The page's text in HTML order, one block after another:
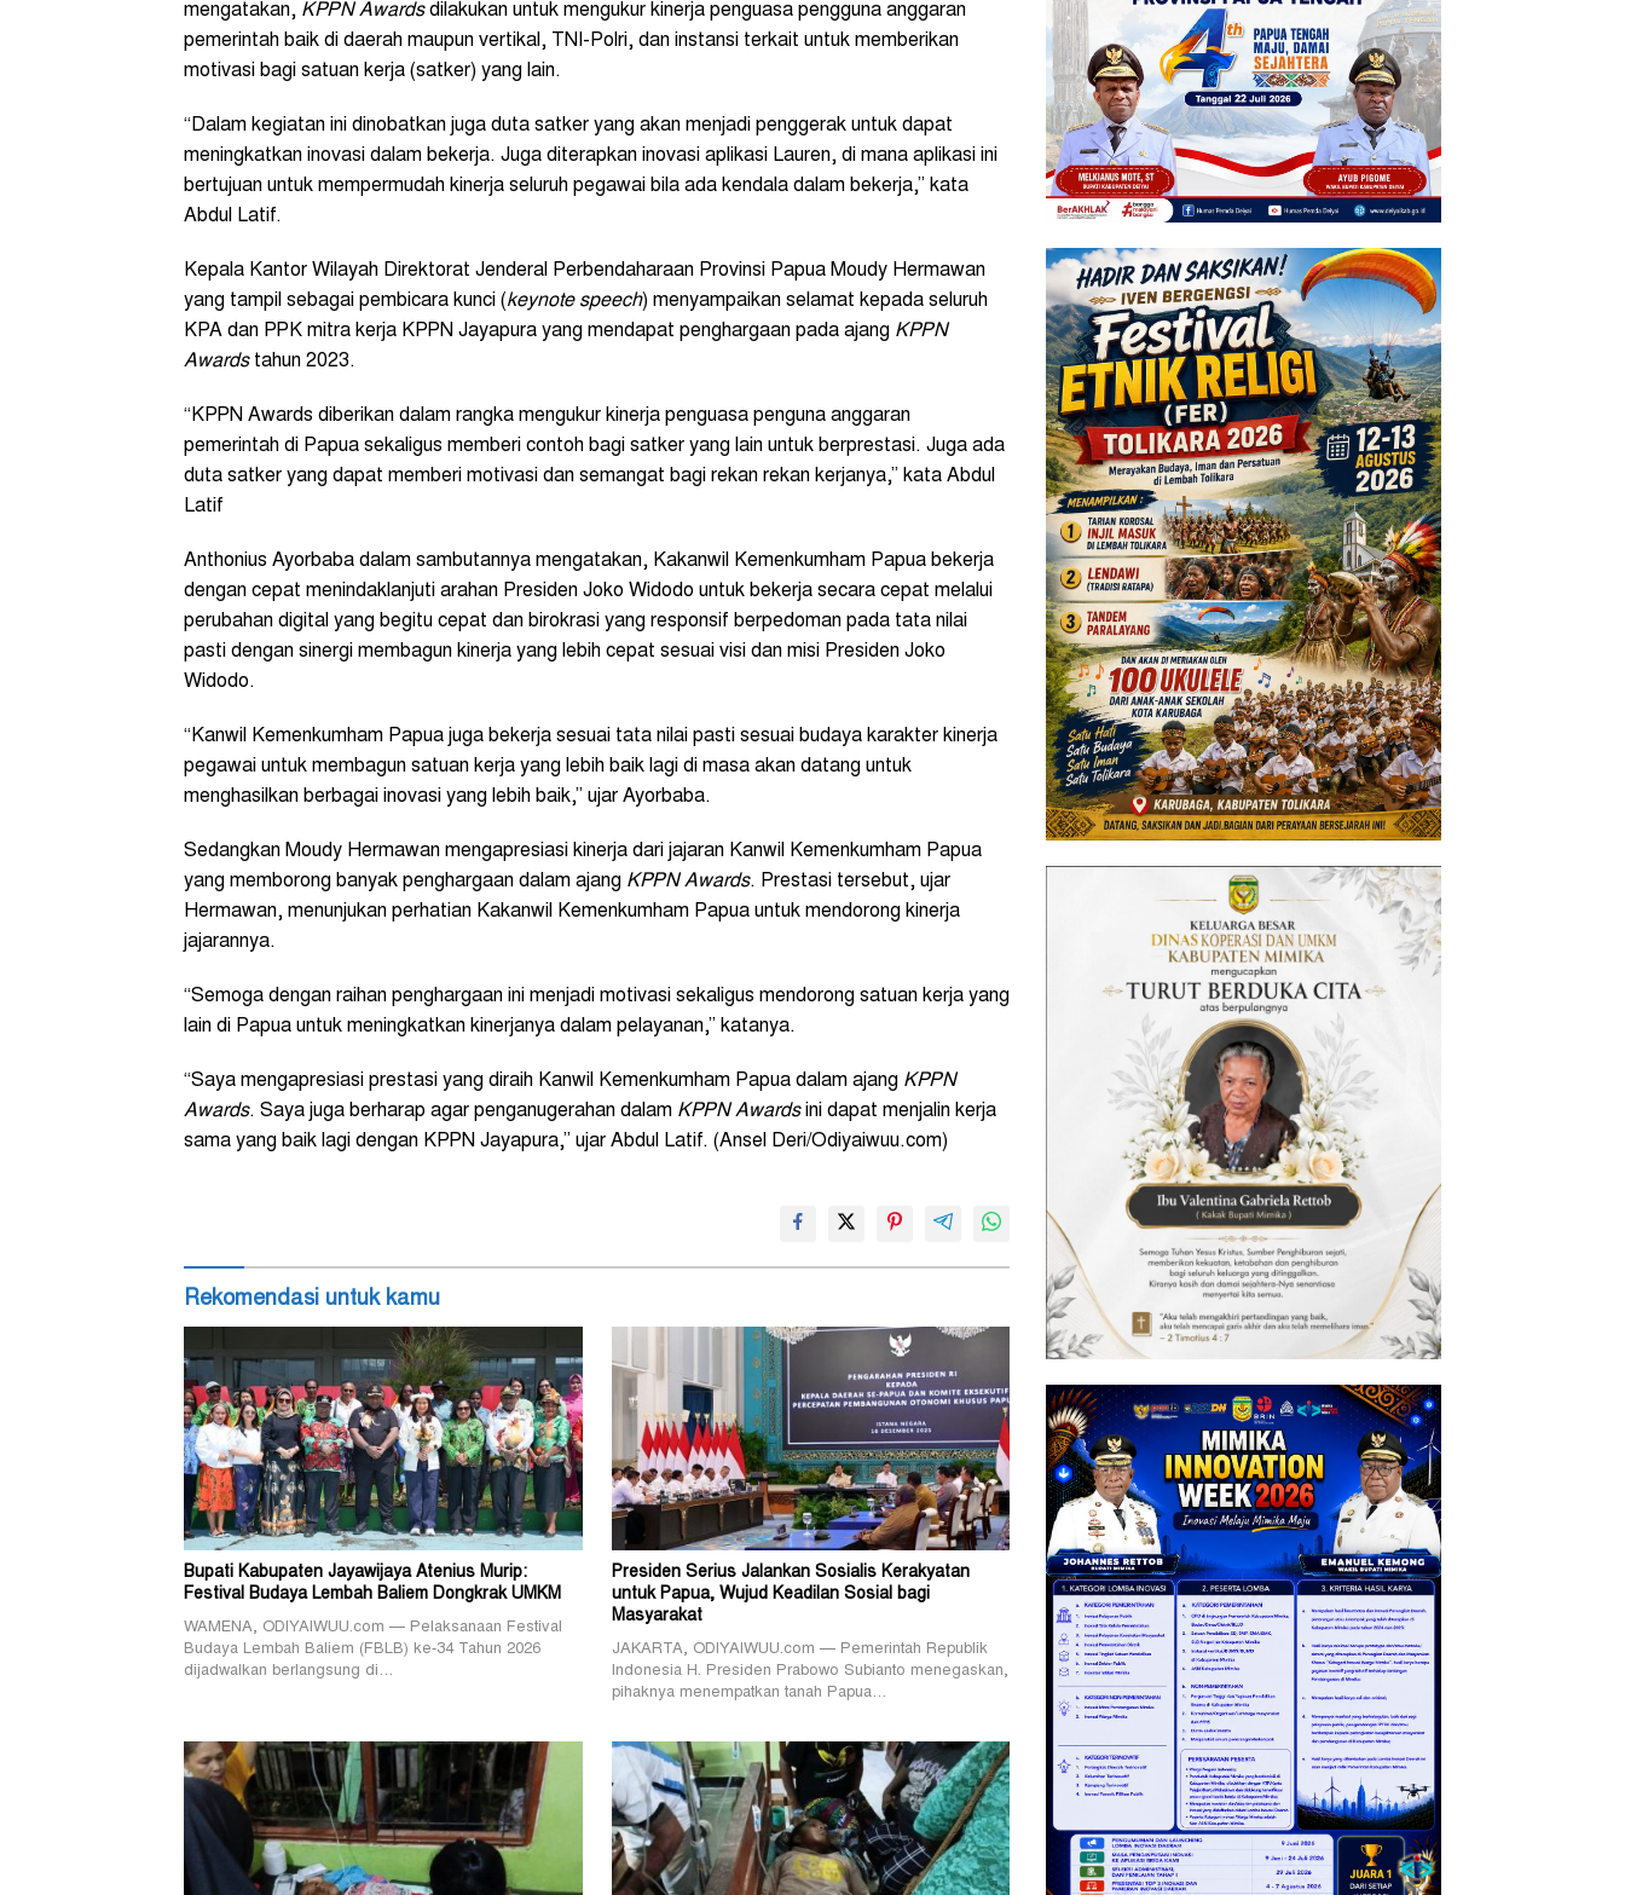
mengatakan, KPPN Awardsdilakukan untuk mengukur kinerja penguasa pengguna anggaran
pemerintah baik di daerah maupun vertikal, TNI-Polri, dan instansi terkait untuk memberikan
motivasi bagi satuan kerja (satker) yang lain.
“Dalam kegiatan ini dinobatkan juga duta satker yang akan menjadi penggerak untuk dapat
meningkatkan inovasi dalam bekerja. Juga diterapkan inovasi aplikasi Lauren, di mana aplikasi ini
bertujuan untuk mempermudah kinerja seluruh pegawai bila ada kendala dalam bekerja,” kata
Abdul Latif.
Kepala Kantor Wilayah Direktorat Jenderal Perbendaharaan Provinsi Papua Moudy Hermawan
yang tampil sebagai pembicara kunci (keynote speech) menyampaikan selamat kepada seluruh
KPA dan PPK mitra kerja KPPN Jayapura yang mendapat penghargaan pada ajang KPPN
Awardstahun 2023.
“KPPN Awards diberikan dalam rangka mengukur kinerja penguasa penguna anggaran
pemerintah di Papua sekaligus memberi contoh bagi satker yang lain untuk berprestasi. Juga ada
duta satker yang dapat memberi motivasi dan semangat bagi rekan rekan kerjanya,” kata Abdul
Latif
Anthonius Ayorbaba dalam sambutannya mengatakan, Kakanwil Kemenkumham Papua bekerja
dengan cepat menindaklanjuti arahan Presiden Joko Widodo untuk bekerja secara cepat melalui
perubahan digital yang begitu cepat dan birokrasi yang responsif berpedoman pada tata nilai
pasti dengan sinergi membagun kinerja yang lebih cepat sesuai visi dan misi Presiden Joko
Widodo.
“Kanwil Kemenkumham Papua juga bekerja sesuai tata nilai pasti sesuai budaya karakter kinerja
pegawai untuk membagun satuan kerja yang lebih baik lagi di masa akan datang untuk
menghasilkan berbagai inovasi yang lebih baik,” ujar Ayorbaba.
Sedangkan Moudy Hermawan mengapresiasi kinerja dari jajaran Kanwil Kemenkumham Papua
yang memborong banyak penghargaan dalam ajang KPPN Awards. Prestasi tersebut, ujar
Hermawan, menunjukan perhatian Kakanwil Kemenkumham Papua untuk mendorong kinerja
jajarannya.
“Semoga dengan raihan penghargaan ini menjadi motivasi sekaligus mendorong satuan kerja yang
lain di Papua untuk meningkatkan kinerjanya dalam pelayanan,” katanya.
“Saya mengapresiasi prestasi yang diraih Kanwil Kemenkumham Papua dalam ajang KPPN
Awards. Saya juga berharap agar penganugerahan dalam KPPN Awardsini dapat menjalin kerja
sama yang baik lagi dengan KPPN Jayapura,” ujar Abdul Latif. (Ansel Deri/Odiyaiwuu.com)
Rekomendasi untuk kamu
Bupati Kabupaten Jayawijaya Atenius Murip:
Festival Budaya Lembah Baliem Dongkrak UMKM
WAMENA, ODIYAIWUU.com — Pelaksanaan Festival
Budaya Lembah Baliem (FBLB) ke-34 Tahun 2026
dijadwalkan berlangsung di…
Presiden Serius Jalankan Sosialis Kerakyatan
untuk Papua, Wujud Keadilan Sosial bagi
Masyarakat
JAKARTA, ODIYAIWUU.com — Pemerintah Republik
Indonesia H. Presiden Prabowo Subianto menegaskan,
pihaknya menempatkan tanah Papua…